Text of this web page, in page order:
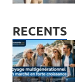
RECENTS